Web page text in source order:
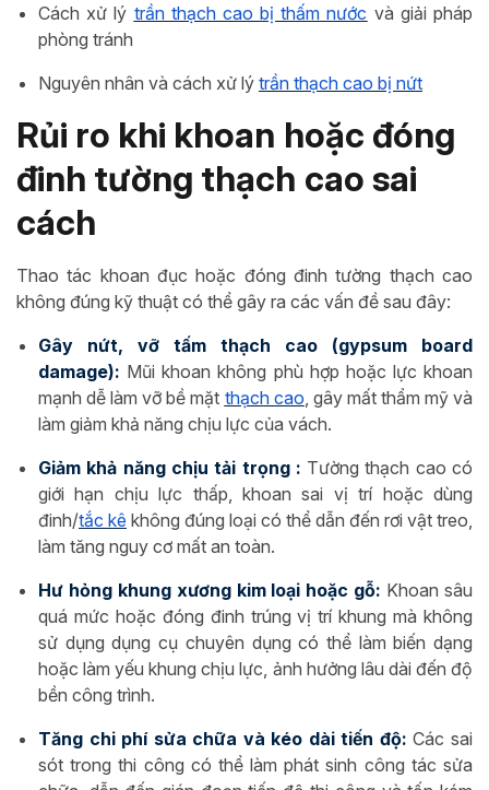
Cách xử lý trần thạch cao bị thấm nước và giải pháp
phòng tránh
Nguyên nhân và cách xử lý trần thạch cao bị nứt
Rủi ro khi khoan hoặc đóng
đinh tường thạch cao sai
cách
Thao tác khoan đục hoặc đóng đinh tường thạch cao
không đúng kỹ thuật có thể gây ra các vấn đề sau đây:
Gây nứt, vỡ tấm thạch cao (gypsum board
damage): Mũi khoan không phù hợp hoặc lực khoan
mạnh dễ làm vỡ bề mặt thạch cao , gây mất thẩm mỹ và
làm giảm khả năng chịu lực của vách.
Giảm khả năng chịu tải trọng : Tường thạch cao có
giới hạn chịu lực thấp, khoan sai vị trí hoặc dùng
đinh/tắc kê không đúng loại có thể dẫn đến rơi vật treo,
làm tăng nguy cơ mất an toàn.
Hư hỏng khung xương kim loại hoặc gỗ: Khoan sâu
quá mức hoặc đóng đinh trúng vị trí khung mà không
sử dụng dụng cụ chuyên dụng có thể làm biến dạng
hoặc làm yếu khung chịu lực, ảnh hưởng lâu dài đến độ
bền công trình.
Tăng chi phí sửa chữa và kéo dài tiến độ: Các sai
sót trong thi công có thể làm phát sinh công tác sửa